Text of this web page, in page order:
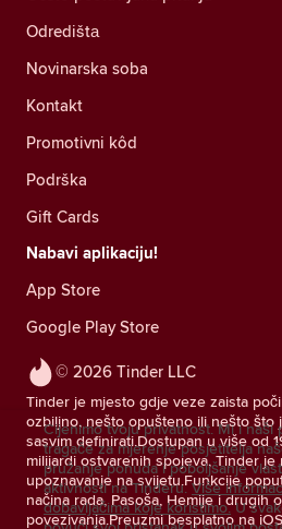
© 2026 Tinder LLC
Tinder je mjesto gdje veze zaista
ozbiljno, nešto opušteno ili nešto što
sasvim definirati.Dostupan u više od
milijardi ostvarenih spojeva, Tinder je
upoznavanje na svijetu.Funkcije
načina rada, Pasoša, Hemije i drugih
povezivanja.Preuzmi besplatno na
Odredištа
Novinarska soba
Kontakt
Promotivni kôd
Podrška
Gift Cards
Nabavi aplikaciju!
App Store
Google Play Store
Cijenimo tvoju privatnost. Mi i naši
tragače za mjerenje posjetitelja
pružanje ponuda i poboljšanje
aktivnosti na Tinderu. Više
dobavljačima koje koristimo. U